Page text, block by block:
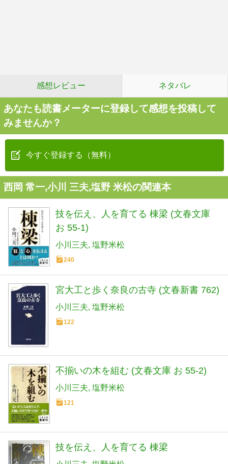
感想レビュー ネタバレ
あなたも読書メーターに登録して感想を投稿して
みませんか？
今すぐ登録する（無料）
西岡 常一,小川 三夫,塩野 米松の関連本
技を伝え、人を育てる 棟梁 (文春文庫
お 55-1)
小川三夫 塩野米松
240
宮大工と歩く奈良の古寺 (文春新書 762)
小川三夫 塩野米松
122
不揃いの木を組む (文春文庫 お 55-2)
小川三夫 塩野米松
121
技を伝え、人を育てる 棟梁